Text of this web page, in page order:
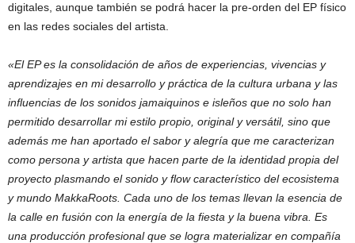
digitales, aunque también se podrá hacer la pre-orden del EP físico
en las redes sociales del artista.
«El EP es la consolidación de años de experiencias, vivencias y
aprendizajes en mi desarrollo y práctica de la cultura urbana y las
influencias de los sonidos jamaiquinos e isleños que no solo han
permitido desarrollar mi estilo propio, original y versátil, sino que
además me han aportado el sabor y alegría que me caracterizan
como persona y artista que hacen parte de la identidad propia del
proyecto plasmando el sonido y flow característico del ecosistema
y mundo MakkaRoots. Cada uno de los temas llevan la esencia de
la calle en fusión con la energía de la fiesta y la buena vibra. Es
una producción profesional que se logra materializar en compañía